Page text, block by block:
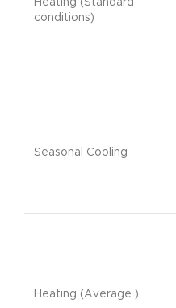
Heating (Standard
conditions)
Seasonal Cooling
Heating (Average )